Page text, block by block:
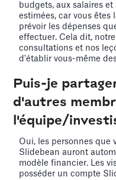
budgets, aux salaires
estimées, car vous êtes
prévoir les dépenses
effectuer. Cela dit,
consultations et nos
d'établir vous-même
Puis-je
d'autres
l'équipe/
Oui, les personnes que
Slidebean auront
modèle financier. Les
posséder un compte